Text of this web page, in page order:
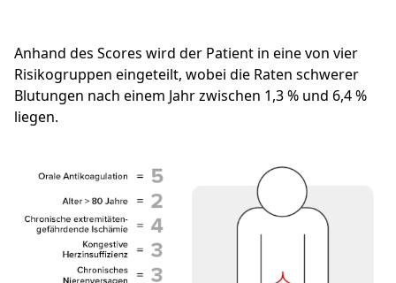
Anhand des Scores wird der Patient in eine von vier
Risikogruppen eingeteilt, wobei die Raten schwerer
Blutungen nach einem Jahr zwischen 1,3 % und 6,4 %
liegen.